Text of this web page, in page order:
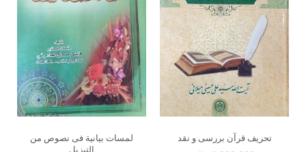
تحریف قرآن بررسی و نقد
لمسات بیانیة فی نصوص من
التیزیل